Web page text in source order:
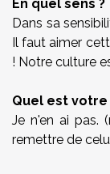
En quel sens ?
Dans sa
Il faut aimer
! Notre culture
Quel est
Je n'en ai pas.
remettre de